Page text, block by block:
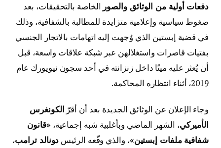
دفعات أولية من الوثائق والصور الخاصة بالتحقيقات، بعد
ضغوط سياسية وإعلامية متزايدة للمطالبة بالشفافية، وذلك
في قضية إبستين الذي وُجهت إليه اتهامات بالاتجار الجنسي
بفتيات قاصرات واستغلالهن عبر شبكة علاقات واسعة، قبل
أن يُعثر عليه ميتًا داخل زنزانته في أحد سجون نيويورك عام
2019، أثناء انتظاره المحاكمة.
وجاء الإعلان عن الوثائق الجديدة بعد أن أقرّ الكونغرس
الأميركي، الشهر الماضي وبأغلبية شبه إجماعية، «قانون
شفافية ملفات إبستين»، والذي وقّعه الرئيس دونالد ترامب،